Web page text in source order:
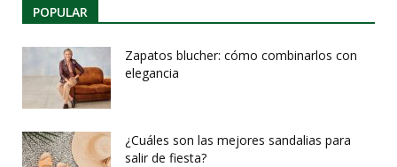
POPULAR
Zapatos blucher: cómo combinarlos con
elegancia
¿Cuáles son las mejores sandalias para
salir de fiesta?